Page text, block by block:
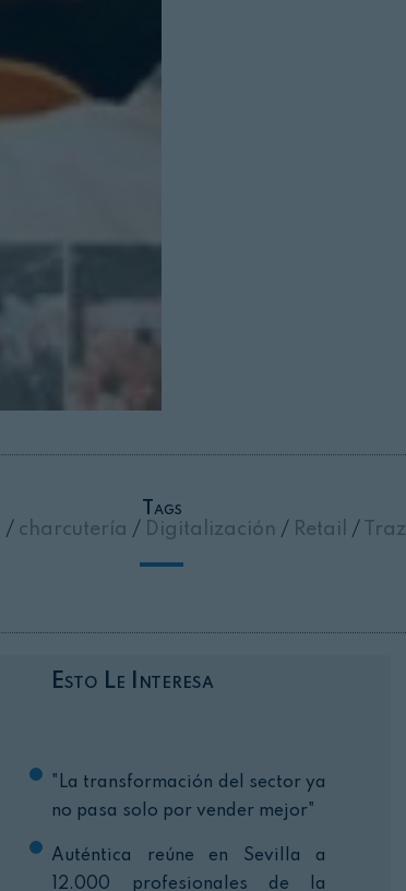
Tags
/ charcutería / Digitalización / Retail /
Esto Le Interesa
"La transformación del sector ya
no pasa solo por vender mejor"
Auténtica reúne en Sevilla a
12.000 profesionales de la